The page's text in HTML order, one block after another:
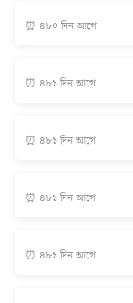
⏰ ৪৮০ দিন আগে
⏰ ৪৮১ দিন আগে
⏰ ৪৮১ দিন আগে
⏰ ৪৮১ দিন আগে
⏰ ৪৮১ দিন আগে